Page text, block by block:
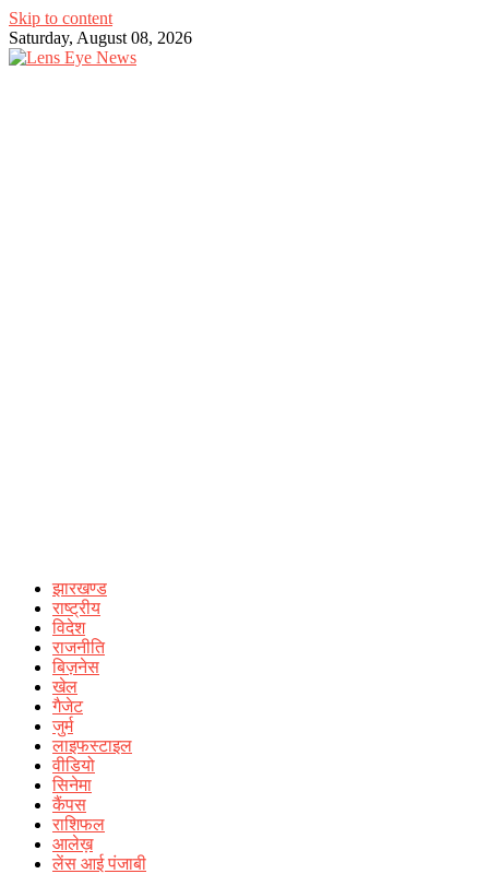
Skip to content
Saturday, August 08, 2026
झारखण्ड
राष्ट्रीय
विदेश
राजनीति
बिज़नेस
खेल
गैजेट
जुर्म
लाइफस्टाइल
वीडियो
सिनेमा
कैंपस
राशिफल
आलेख़
लेंस आई पंजाबी